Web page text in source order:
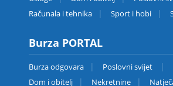
Računala i tehnika
Sport i hobi
Burza PORTAL
Burza odgovara Poslovni svijet
Dom i obitelj
Nekretnine